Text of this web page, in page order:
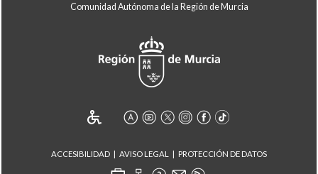
Comunidad Autónoma de la Región de Murcia
ACCESIBILIDAD AVISO LEGAL PROTECCIÓN DE DATOS